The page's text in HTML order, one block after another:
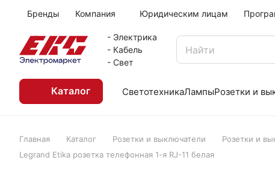
Бренды Компания Юридическим лицам
- Электрика
- Кабель
- Свет
Каталог СветотехникаЛампыРозетки и
Главная Каталог Розетки и выключатели Розетки и
Legrand Etika розетка телефонная 1-я RJ-11 белая